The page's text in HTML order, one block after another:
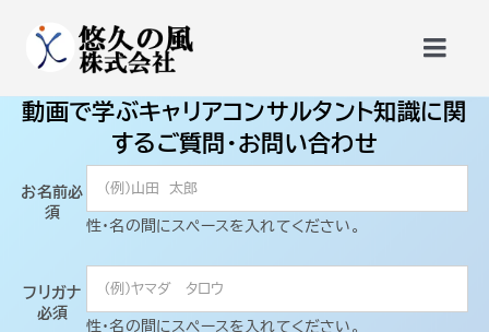
content
トップページ
更新講習
勉強会・公開セミナー
動画で学ぶキャリアコンサルタント知識に関
するご質問・お問い合わせ
お名前必
須
性・名の間にスペースを入れてください。
フリガナ
必須
性・名の間にスペースを入れてください。